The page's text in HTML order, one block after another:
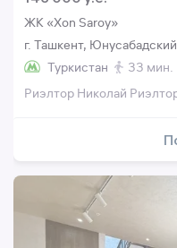
ЖК «Xon Saroy»
г. Ташкент,
Туркистан
33 мин.
Риэлтор Николай